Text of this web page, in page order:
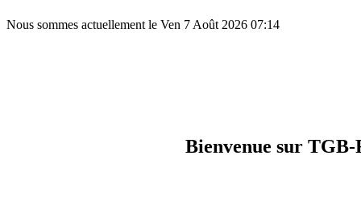
Nous sommes actuellement le Ven 7 Août 2026 07:14
Bienvenue sur